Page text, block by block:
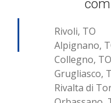
Rivoli, TO
Alpignano,
Collegno, TO
Grugliasco,
Rivalta di